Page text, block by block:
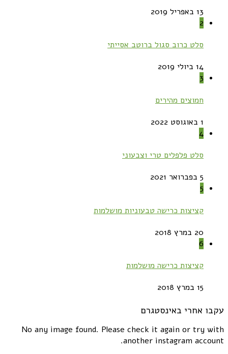
13 באפריל 2019
2
סלט כרוב סגול ברוטב אסייתי
14 ביולי 2019
3
חמוצים מהירים
1 באוגוסט 2022
4
סלט פלפלים טרי וצבעוני
5 בפברואר 2021
5
קציצות כרישה טבעוניות מושלמות
20 במרץ 2018
6
קציצות כרישה מושלמות
15 במרץ 2018
עקבו אחרי באינסטגרם
No any image found. Please check it again or try with
another instagram account.